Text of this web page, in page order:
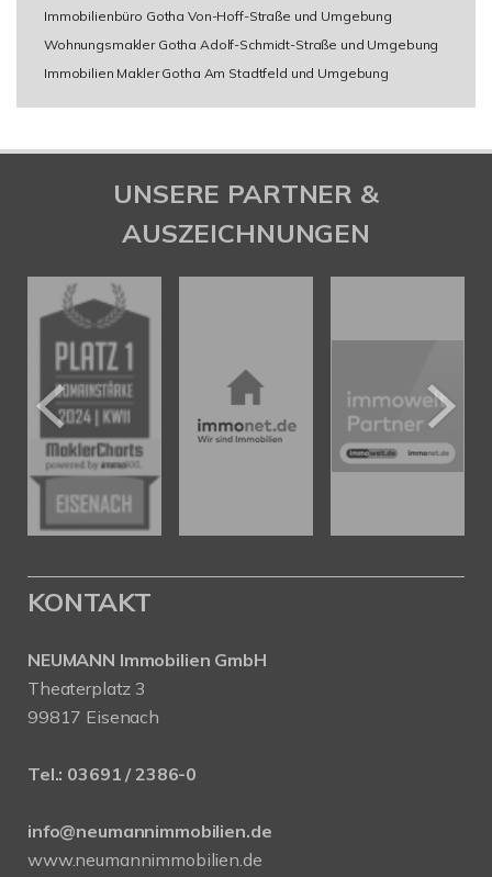
Immobilienbüro Gotha Von-Hoff-Straße und Umgebung
Wohnungsmakler Gotha Adolf-Schmidt-Straße und Umgebung
Immobilien Makler Gotha Am Stadtfeld und Umgebung
UNSERE PARTNER &
AUSZEICHNUNGEN
KONTAKT
NEUMANN Immobilien GmbH
Theaterplatz 3
99817 Eisenach
Tel.: 03691 / 2386-0
info@neumannimmobilien.de
www.neumannimmobilien.de